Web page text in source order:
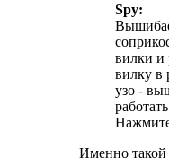
Spy:
вилки и
вилку в
узо -
Именно такой